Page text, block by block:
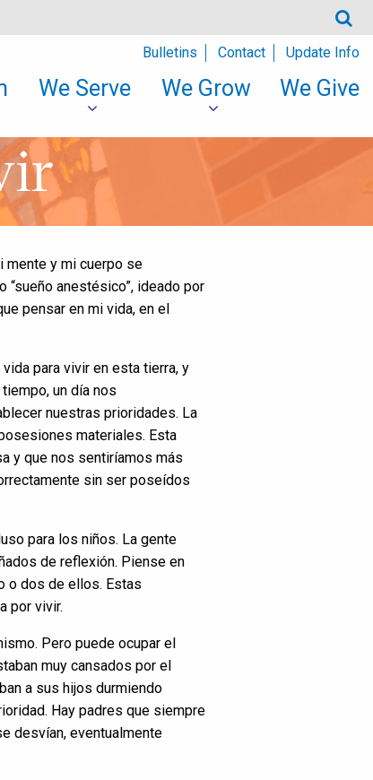
Bulletins Contact Update Info
We Serve We Grow We Give
mente y mi cuerpo se
“sueño anestésico”, ideado por
pensar en mi vida, en el
para vivir en esta tierra, y
un día nos
nuestras prioridades. La
materiales. Esta
y que nos sentiríamos más
sin ser poseídos
para los niños. La gente
de reflexión. Piense en
o dos de ellos. Estas
por vivir.
Pero puede ocupar el
muy cansados por el
a sus hijos durmiendo
Hay padres que siempre
desvían, eventualmente